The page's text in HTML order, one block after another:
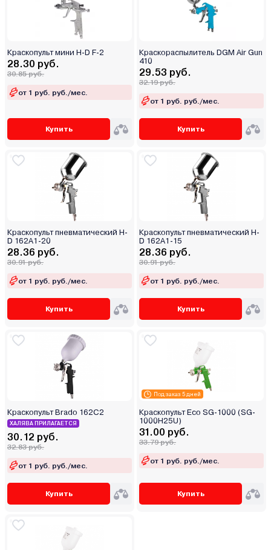
Краскопульт мини H-D F-2
28.30 руб.
30.85 руб.
от 1 руб. руб./мес.
Купить
Краскораспылитель DGM Air Gun
410
29.53 руб.
32.19 руб.
от 1 руб. руб./мес.
Купить
Краскопульт пневматический H-
D 162A1-20
28.36 руб.
30.91 руб.
от 1 руб. руб./мес.
Купить
Краскопульт пневматический H-
D 162A1-15
28.36 руб.
30.91 руб.
от 1 руб. руб./мес.
Купить
Краскопульт Brado 162С2
ХАЛЯВА ПРИЛАГАЕТСЯ
30.12 руб.
32.83 руб.
от 1 руб. руб./мес.
Купить
Под заказ 5 дней
Краскопульт Eco SG-1000 (SG-
1000H25U)
31.00 руб.
33.79 руб.
от 1 руб. руб./мес.
Купить